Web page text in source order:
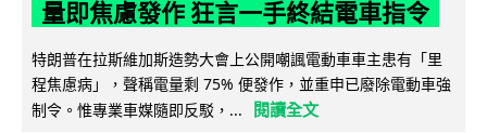
量即焦慮發作 狂言一手終結電車指令
特朗普在拉斯維加斯造勢大會上公開嘲諷電動車車主患有「里
程焦慮病」，聲稱電量剩 75% 便發作，並重申已廢除電動車強
制令。惟專業車媒隨即反駁，...
閱讀全文